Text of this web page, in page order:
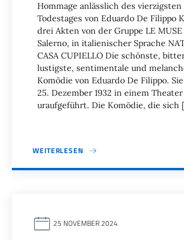
Hommage anlässlich des vierzigsten
Todestages von Eduardo De Filippo
drei Akten von der Gruppe LE MUSE
Salerno, in italienischer Sprache
CASA CUPIELLO Die schönste,
lustigste, sentimentale und
Komödie von Eduardo De Filippo.
25. Dezember 1932 in einem
uraufgeführt. Die Komödie, die sich
WEITERLESEN
25 NOVEMBER 2024